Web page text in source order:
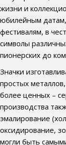
жизни и
юбилейным
фестивалям, в
символы
пионерских до
Значки
простых
более ценных –
производства
эмалирование
оксидирование,
могли быть